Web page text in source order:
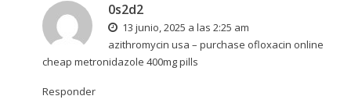
0s2d2
13 junio, 2025 a las 2:25 am
azithromycin usa – purchase ofloxacin online
cheap metronidazole 400mg pills
Responder